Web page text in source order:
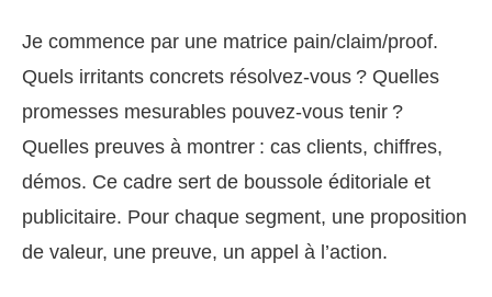
Je commence par une matrice pain/claim/proof.
Quels irritants concrets résolvez‑vous ? Quelles
promesses mesurables pouvez‑vous tenir ?
Quelles preuves à montrer : cas clients, chiffres,
démos. Ce cadre sert de boussole éditoriale et
publicitaire. Pour chaque segment, une proposition
de valeur, une preuve, un appel à l’action.